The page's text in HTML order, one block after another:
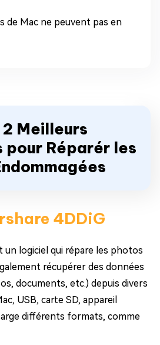
de Mac ne peuvent pas en
Meilleurs
pour Réparér les
4DDiG
un logiciel qui répare les photos
récupérer des données
documents, etc.) depuis divers
USB, carte SD, appareil
différents formats, comme